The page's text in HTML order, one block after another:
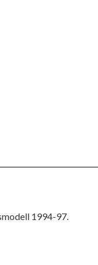
1994-97.